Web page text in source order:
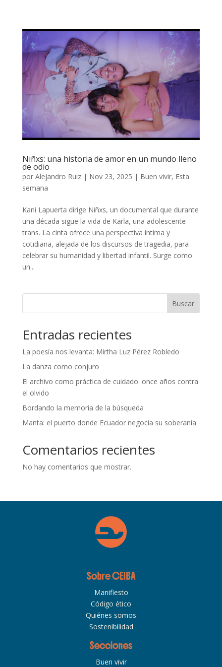
Niñxs: una historia de amor en un mundo lleno
de odio
por Alejandro Ruiz| Nov 23, 2025 | Buen vivir, Esta
semana
Kani Lapuerta dirige Niñxs, un documental que durante
una década sigue la vida de Karla, una adolescente
trans. La cinta ofrece una perspectiva íntima y
cotidiana, alejada de los discursos de tragedia, para
celebrar su humanidad y libertad infantil. Surge como
un...
Buscar
Entradas recientes
La poesía nos levanta: Mirtha Luz Pérez Robledo
La danza como conjuro
El archivo como práctica de cuidado: once años contra
el olvido
Bordando la memoria de la búsqueda
Manta: el puerto donde Ecuador negocia su soberanía
Comentarios recientes
No hay comentarios que mostrar.
Sobre CEIBA
Manifiesto
Código ético
Quiénes somos
Sostenibilidad
Secciones
Buen vivir